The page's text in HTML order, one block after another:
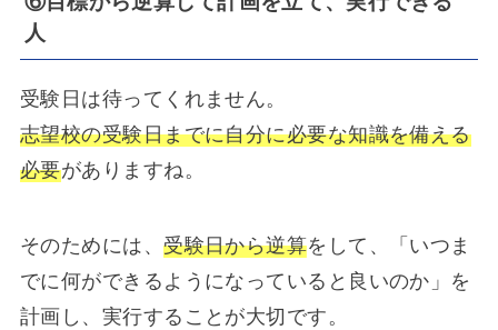
人
受験日は待ってくれません。
志望校の受験日までに自分に必要な知識を備える
必要がありますね。
そのためには、受験日から逆算をして、「いつま
でに何ができるようになっていると良いのか」を
計画し、実行することが大切です。